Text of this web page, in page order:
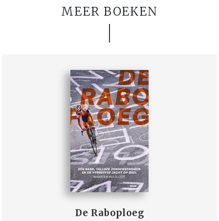
MEER BOEKEN
De Raboploeg